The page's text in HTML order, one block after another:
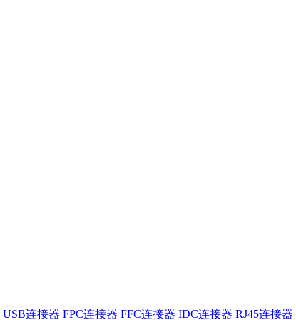
USB连接器 FPC连接器 FFC连接器 IDC连接器 RJ45连接器